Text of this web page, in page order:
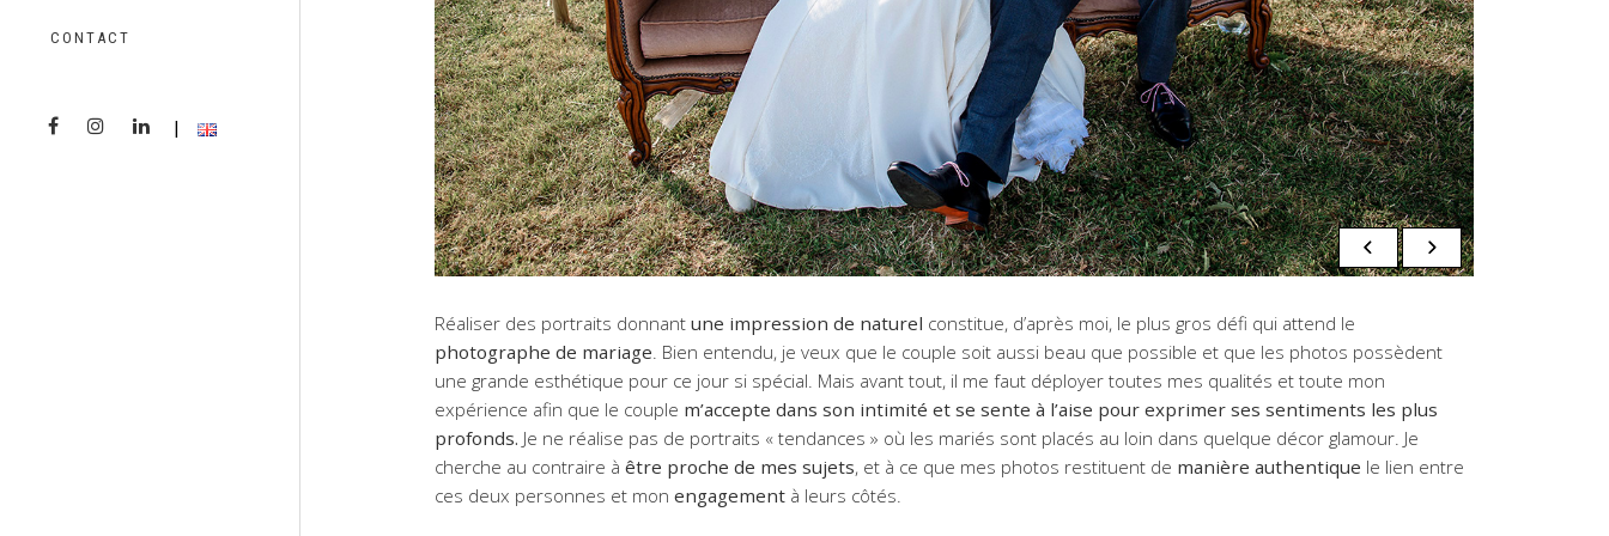
CONTACT
Réaliser des portraits donnant une impression de naturel constitue, d’après moi, le plus gros défi qui attend le
photographe de mariage . Bien entendu, je veux que le couple soit aussi beau que possible et que les photos possèdent
une grande esthétique pour ce jour si spécial. Mais avant tout, il me faut déployer toutes mes qualités et toute mon
expérience afin que le couple m’accepte dans son intimité et se sente à l’aise pour exprimer ses sentiments les plus
profonds. Je ne réalise pas de portraits « tendances » où les mariés sont placés au loin dans quelque décor glamour. Je
cherche au contraire à être proche de mes sujets, et à ce que mes photos restituent de manière authentique le lien entre
ces deux personnes et mon engagementà leurs côtés.